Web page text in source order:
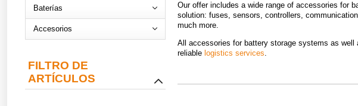
Our offer includes a wide range of accessories for
solution: fuses, sensors, controllers,
much more.
All accessories for battery storage systems as
reliable logistics services.
Baterías
Accesorios
FILTRO DE
ARTÍCULOS